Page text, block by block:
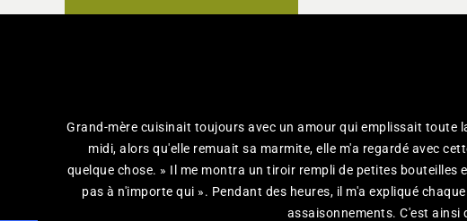
Grand-mère cuisinait toujours avec un amour qui emplissait toute
midi, alors qu'elle remuait sa marmite, elle m'a regardé avec
quelque chose. » Il me montra un tiroir rempli de petites bouteilles
pas à n'importe qui ». Pendant des heures, il m'a expliqué
assaisonnements. C'est ainsi